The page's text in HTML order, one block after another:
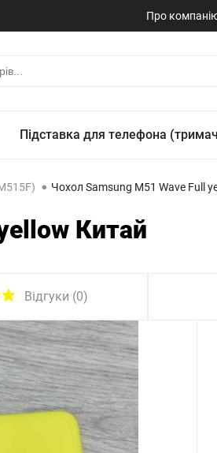
Про
Підставка для телефона
Чохол Samsung M51 Wave Full
Китай
Відгуки (0)